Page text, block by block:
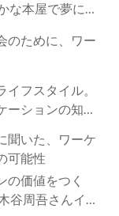
な本屋で夢に近
のために、ワー
フスタイル。
ーションの知ら
聞いた、ワーケ
可能性
の価値をつく
谷周吾さんイン